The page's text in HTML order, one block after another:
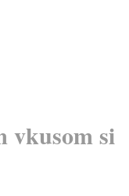
vkusom si